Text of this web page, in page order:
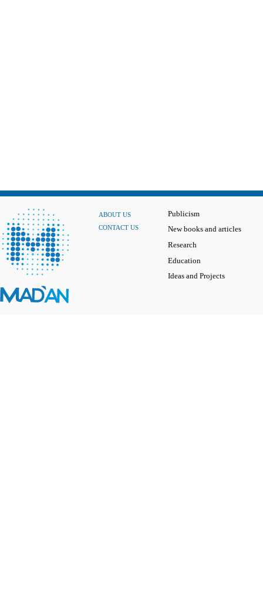
ABOUT US
CONTACT US
Publicism
New books and articles
Research
Education
Ideas and Projects